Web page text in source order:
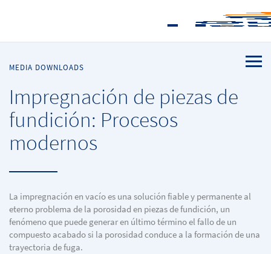
MEDIA DOWNLOADS
Impregnación de piezas de
fundición: Procesos
modernos
La impregnación en vacío es una solución fiable y permanente al
eterno problema de la porosidad en piezas de fundición, un
fenómeno que puede generar en último término el fallo de un
compuesto acabado si la porosidad conduce a la formación de una
trayectoria de fuga.